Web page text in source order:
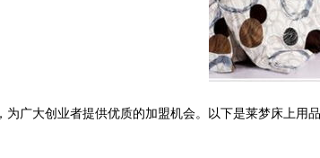
为广大创业者提供优质的加盟机会。以下是莱梦床上